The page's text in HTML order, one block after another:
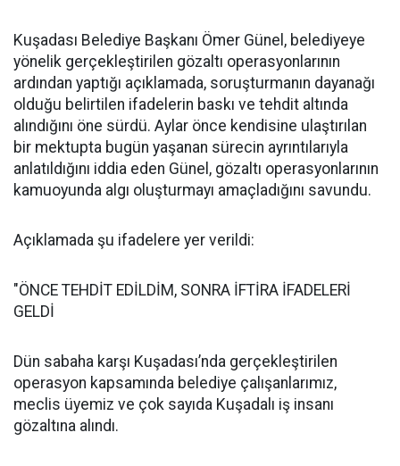
Kuşadası Belediye Başkanı Ömer Günel, belediyeye
yönelik gerçekleştirilen gözaltı operasyonlarının
ardından yaptığı açıklamada, soruşturmanın dayanağı
olduğu belirtilen ifadelerin baskı ve tehdit altında
alındığını öne sürdü. Aylar önce kendisine ulaştırılan
bir mektupta bugün yaşanan sürecin ayrıntılarıyla
anlatıldığını iddia eden Günel, gözaltı operasyonlarının
kamuoyunda algı oluşturmayı amaçladığını savundu.
Açıklamada şu ifadelere yer verildi:
"ÖNCE TEHDİT EDİLDİM, SONRA İFTİRA İFADELERİ
GELDİ
Dün sabaha karşı Kuşadası’nda gerçekleştirilen
operasyon kapsamında belediye çalışanlarımız,
meclis üyemiz ve çok sayıda Kuşadalı iş insanı
gözaltına alındı.